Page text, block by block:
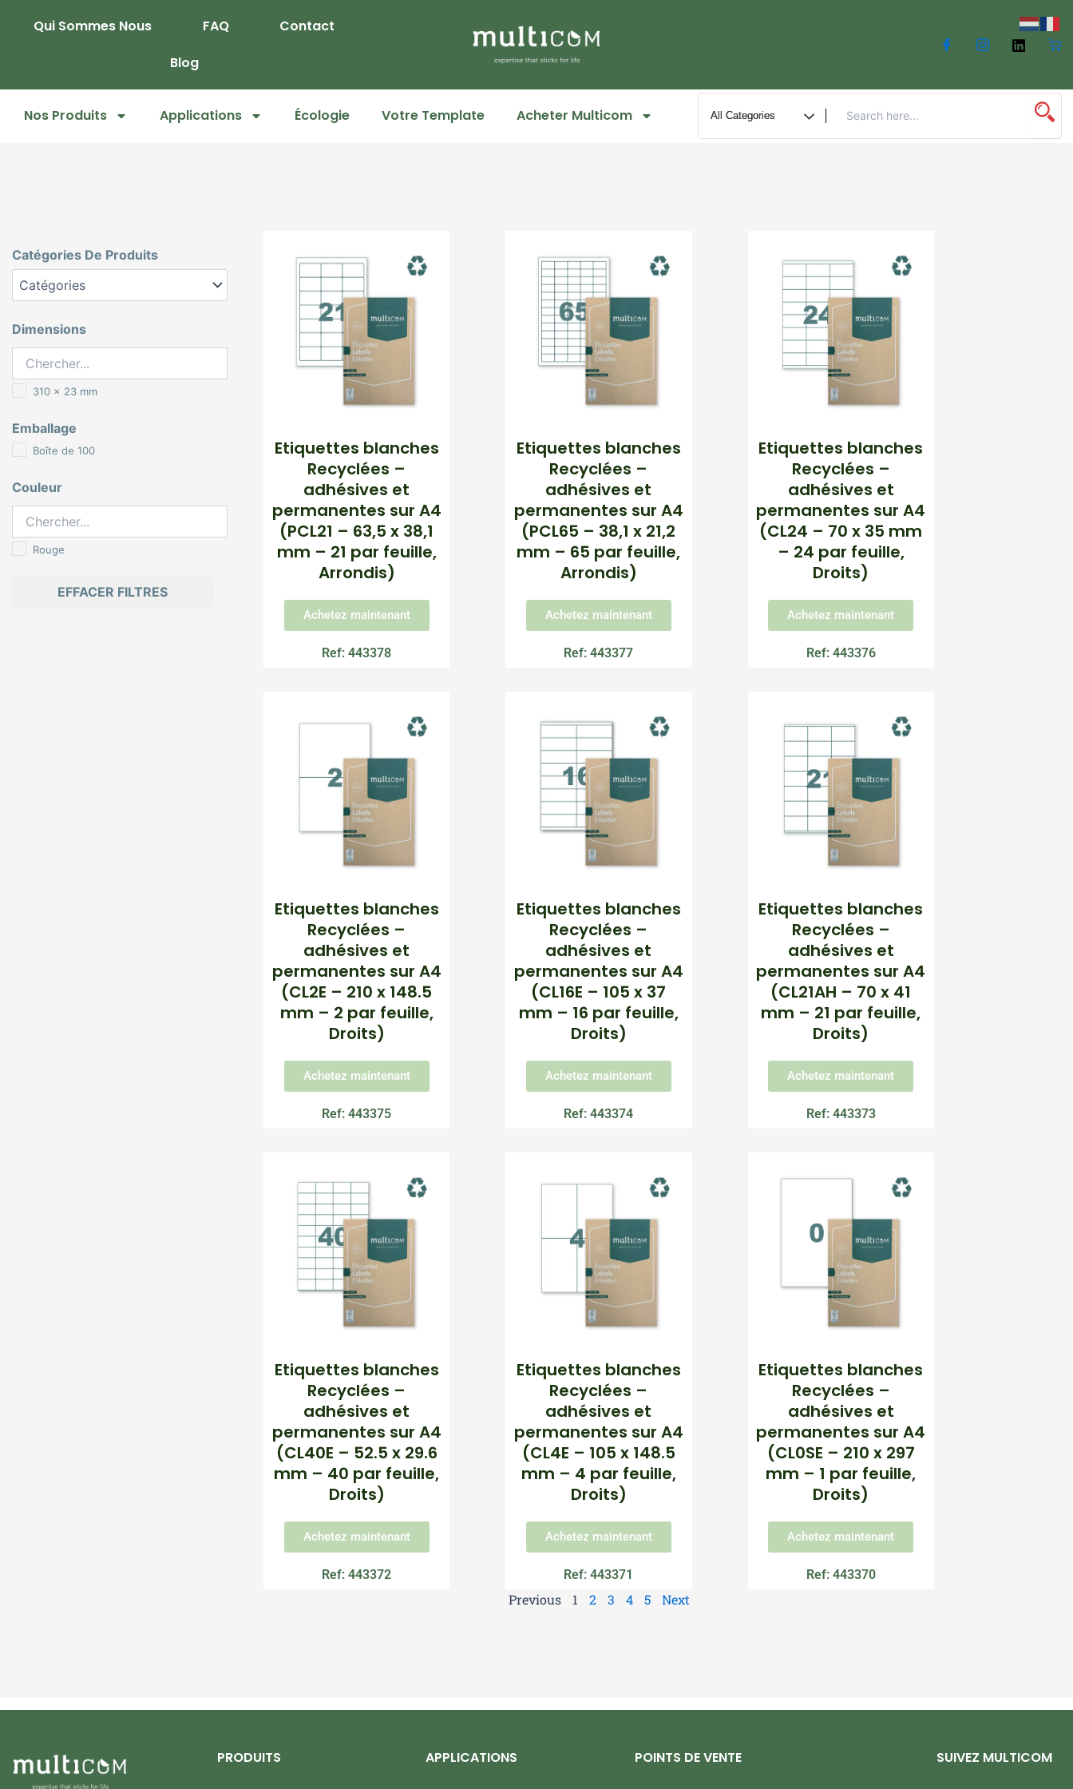
Qui Sommes Nous FAQ
Contact
Blog
Nos Produits Applications Écologie Votre Template Acheter Multicom
Catégories De Produits
Dimensions
310 x 23 mm
Emballage
Boîte de 100
Couleur
Rouge
EFFACER FILTRES
Etiquettes blanches
Recyclées –
adhésives et
permanentes sur A4
(PCL21 – 63,5 x 38,1
mm – 21 par feuille,
Arrondis)
Achetez maintenant
Ref: 443378
Etiquettes blanches
Recyclées –
adhésives et
permanentes sur A4
(PCL65 – 38,1 x 21,2
mm – 65 par feuille,
Arrondis)
Achetez maintenant
Ref: 443377
Etiquettes blanches
Recyclées –
adhésives et
permanentes sur A4
(CL24 – 70 x 35 mm
– 24 par feuille,
Droits)
Achetez maintenant
Ref: 443376
Etiquettes blanches
Recyclées –
adhésives et
permanentes sur A4
(CL2E – 210 x 148.5
mm – 2 par feuille,
Droits)
Achetez maintenant
Ref: 443375
Etiquettes blanches
Recyclées –
adhésives et
permanentes sur A4
(CL16E – 105 x 37
mm – 16 par feuille,
Droits)
Achetez maintenant
Ref: 443374
Etiquettes blanches
Recyclées –
adhésives et
permanentes sur A4
(CL21AH – 70 x 41
mm – 21 par feuille,
Droits)
Achetez maintenant
Ref: 443373
Etiquettes blanches
Recyclées –
adhésives et
permanentes sur A4
(CL40E – 52.5 x 29.6
mm – 40 par feuille,
Droits)
Achetez maintenant
Ref: 443372
Etiquettes blanches
Recyclées –
adhésives et
permanentes sur A4
(CL4E – 105 x 148.5
mm – 4 par feuille,
Droits)
Achetez maintenant
Ref: 443371
Etiquettes blanches
Recyclées –
adhésives et
permanentes sur A4
(CL0SE – 210 x 297
mm – 1 par feuille,
Droits)
Achetez maintenant
Ref: 443370
Previous 1 2 3 4 5 Next
PRODUITS APPLICATIONS POINTS DE VENTE SUIVEZ MULTICOM